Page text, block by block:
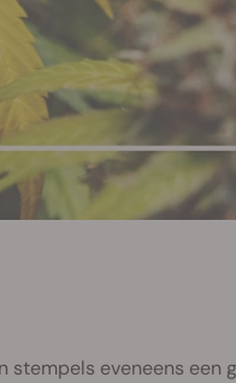
eveneens een